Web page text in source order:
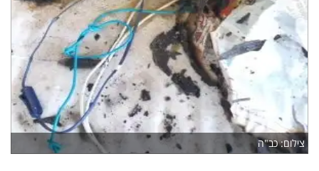
צילום: כב"ה